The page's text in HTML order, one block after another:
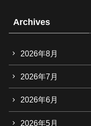
Archives
2026年8月
2026年7月
2026年6月
2026年5月